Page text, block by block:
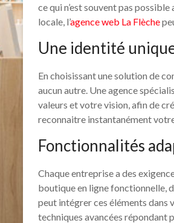
ce qui n’est souvent pas
locale, l’agence web La Flèche
Une identité
En choisissant une solution de
aucun autre. Une agence
valeurs et votre vision, afin de
reconnaitre instantanément
Fonctionnalités
Chaque entreprise a des
boutique en ligne fonctionnelle,
peut intégrer ces éléments dans
techniques avancées répondant